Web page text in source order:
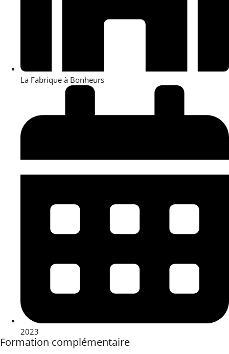
La Fabrique à Bonheurs
2023
Formation complémentaire